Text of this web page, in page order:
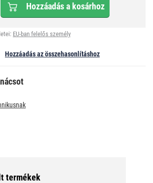
Hozzáadás a kosárhoz
EU-ban felelős személy
Hozzáadás az összehasonlításhoz
termékek